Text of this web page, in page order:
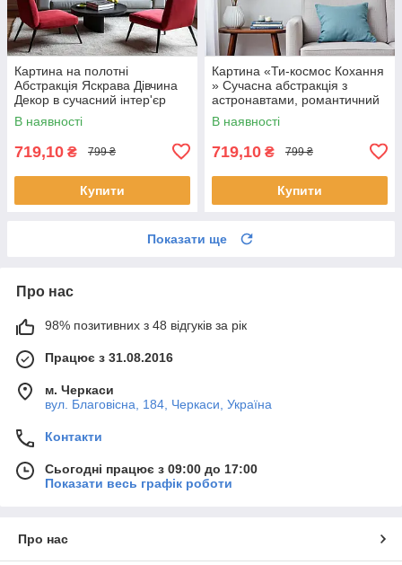
Картина на полотні
Абстракція Яскрава Дівчина
Декор в сучасний інтер'єр
60х40см
В наявності
719,10 ₴ 799 ₴
Купити
Картина «Ти-космос Кохання
» Сучасна абстракція з
астронавтами, романтичний
арт Друк на полотні 60х46 см
В наявності
719,10 ₴ 799 ₴
Купити
Показати ще
Про нас
98% позитивних з 48 відгуків за рік
Працює з 31.08.2016
м. Черкаси
вул. Благовісна, 184, Черкаси, Україна
Контакти
Сьогодні працює з 09:00 до 17:00
Показати весь графік роботи
Про нас